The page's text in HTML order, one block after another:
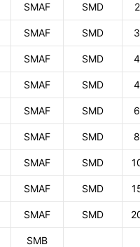
SMAF SMD
SMAF SMD
SMAF SMD
SMAF SMD
SMAF SMD
SMAF SMD
SMAF SMD
SMAF SMD
SMAF SMD
SMB